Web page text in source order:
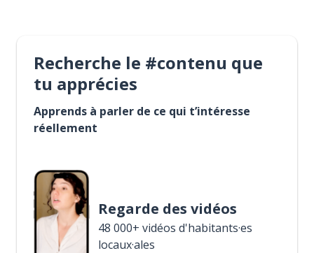
Recherche le #contenu que
tu apprécies
Apprends à parler de ce qui t’intéresse
réellement
Regarde des vidéos
48 000+ vidéos d'habitants·es
locaux·ales